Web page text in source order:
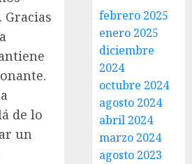
Gracias
de lo
un
febrero 2025
enero 2025
diciembre
2024
octubre 2024
agosto 2024
abril 2024
marzo 2024
agosto 2023